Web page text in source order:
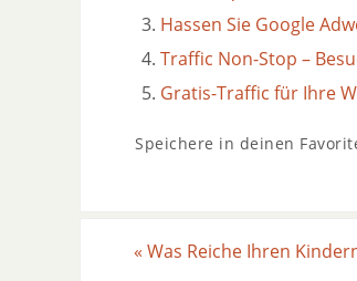
Hassen Sie Google
Traffic Non-Stop –
Gratis-Traffic für Ihre
Speichere in deinen
« Was Reiche Ihren